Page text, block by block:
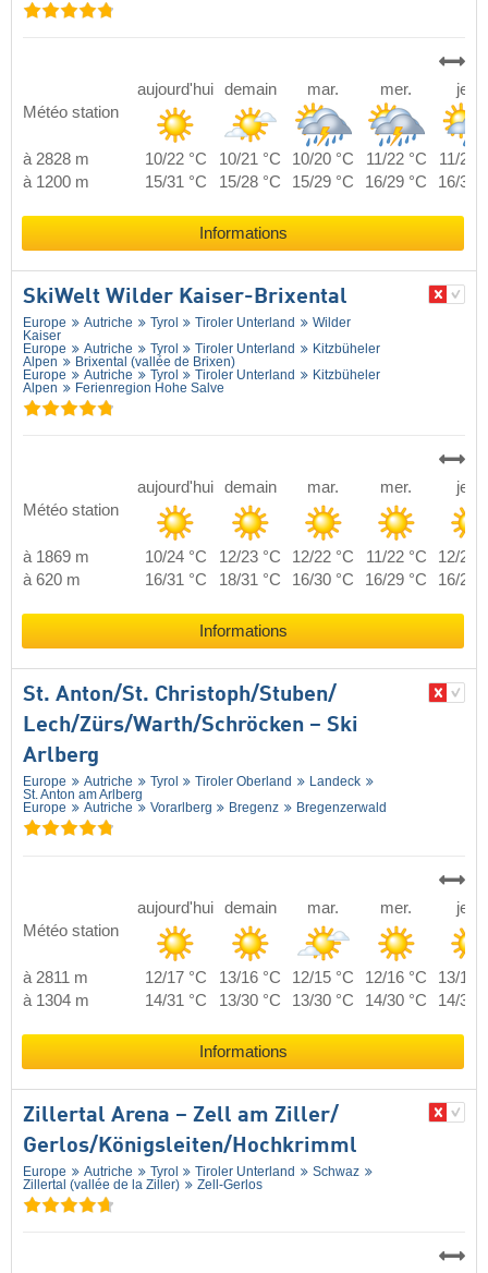
Météo station
aujourd'hui demain mar. mer. jeu.
à 2828 m 10/22 °C 10/21 °C 10/20 °C 11/22 °C
11/21
à 1200 m
15/31 °C 15/28 °C 15/29 °C 16/29 °C 16/30
Informations
SkiWelt Wilder Kaiser-Brixental
Europe Autriche Tyrol Tiroler Unterland
Wilder
Kaiser
Europe
Autriche Tyrol Tiroler Unterland
Kitzbüheler
Alpen
Brixental (vallée de Brixen)
Europe
Autriche Tyrol Tiroler Unterland
Kitzbüheler
Alpen
Ferienregion Hohe Salve
Météo station
aujourd'hui demain mar. mer. jeu.
à 1869 m 10/24 °C 12/23 °C 12/22 °C 11/22 °C
12/22
à 620 m
16/31 °C 18/31 °C 16/30 °C 16/29 °C 16/29
Informations
St. Anton/​St. Christoph/​Stuben/​
Lech/​Zürs/​Warth/​Schröcken – Ski
Arlberg
Europe Autriche Tyrol Tiroler Oberland
Landeck
St. Anton am Arlberg
Europe
Autriche Vorarlberg Bregenz Bregenzerwald
Météo station
aujourd'hui demain mar. mer. jeu.
à 2811 m 12/17 °C 13/16 °C 12/15 °C 12/16 °C
13/16
à 1304 m
14/31 °C 13/30 °C 13/30 °C 14/30 °C 14/31
Informations
Zillertal Arena – Zell am Ziller/​
Gerlos/​Königsleiten/​Hochkrimml
Europe Autriche Tyrol Tiroler Unterland
Schwaz
Zillertal (vallée de la Ziller)
Zell-Gerlos